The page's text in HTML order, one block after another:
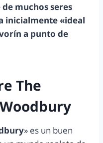
muchos seres
inicialmente «ideal
a punto de
The
» es un buen